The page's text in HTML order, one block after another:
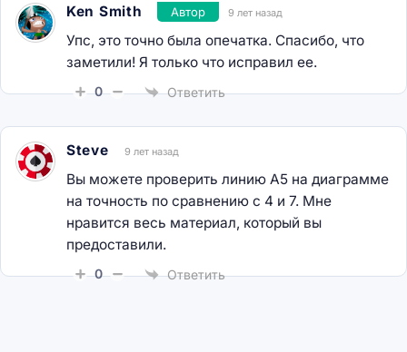
Ken Smith Автор 9 лет назад
Упс, это точно была опечатка. Спасибо, что
заметили! Я только что исправил ее.
0 Ответить
Steve 9 лет назад
Вы можете проверить линию A5 на диаграмме
на точность по сравнению с 4 и 7. Мне
нравится весь материал, который вы
предоставили.
0 Ответить